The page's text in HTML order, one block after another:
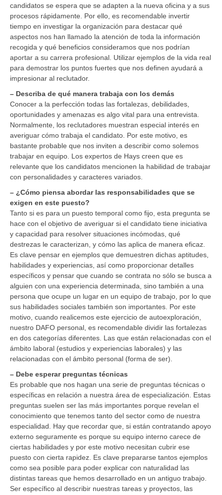
candidatos se espera que se adapten a la nueva oficina y a sus
procesos rápidamente. Por ello, es recomendable invertir
tiempo en investigar la organización para destacar qué
aspectos nos han llamado la atención de toda la información
recogida y qué beneficios consideramos que nos podrían
aportar a su carrera profesional. Utilizar ejemplos de la vida real
para demostrar los puntos fuertes que nos definen ayudará a
impresionar al reclutador.
– Describa de qué manera trabaja con los demás
Conocer a la perfección todas las fortalezas, debilidades,
oportunidades y amenazas es algo vital para una entrevista.
Normalmente, los reclutadores muestran especial interés en
averiguar cómo trabaja el candidato. Por este motivo, es
bastante probable que nos inviten a describir como solemos
trabajar en equipo. Los expertos de Hays creen que es
relevante que los candidatos mencionen la habilidad de trabajar
con personalidades y caracteres variados.
– ¿Cómo piensa abordar las responsabilidades que se
exigen en este puesto?
Tanto si es para un puesto temporal como fijo, esta pregunta se
hace con el objetivo de averiguar si el candidato tiene iniciativa
y capacidad para resolver situaciones incómodas, qué
destrezas le caracterizan, y cómo las aplica de manera eficaz.
Es clave pensar en ejemplos que demuestren dichas aptitudes,
habilidades y experiencias, así como proporcionar detalles
específicos y pensar que cuando se contrata no sólo se busca a
alguien con una experiencia determinada, sino también a una
persona que ocupe un lugar en un equipo de trabajo, por lo que
sus habilidades sociales también son importantes. Por este
motivo, cuando realicemos este ejercicio de autoexploración,
nuestro DAFO personal, es recomendable dividir las fortalezas
en dos categorías diferentes. Las que están relacionadas con el
ámbito laboral (estudios y experiencias laborales) y las
relacionadas con el ámbito personal (forma de ser).
– Debe esperar preguntas técnicas
Es probable que nos hagan una serie de preguntas técnicas o
específicas en relación a nuestra área de especialización. Estas
preguntas suelen ser las más importantes porque revelan el
conocimiento que tenemos tanto del sector como de nuestra
especialidad. Hay que recordar que, si están contratando apoyo
externo seguramente es porque su equipo interno carece de
ciertas habilidades y por este motivo necesitan cubrir ese
puesto con cierta rapidez. Es clave prepararse tantos ejemplos
como sea posible para poder explicar con naturalidad las
distintas tareas que hemos desarrollado en un antiguo trabajo.
Ser específico al describir nuestras tareas y proyectos, las